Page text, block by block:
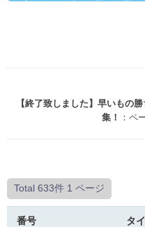
【終了致しました】早いもの
集！
：ペ
Total 633件 1 ページ
番号 タ